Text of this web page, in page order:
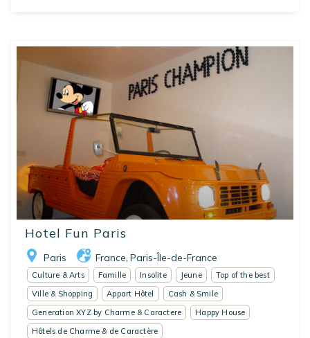
Hotel Fun Paris
Paris France Paris-Île-de-France
Culture & Arts Famille Insolite Jeune
Top of the best
Ville & Shopping
Appart Hôtel
Cash & Smile
Generation XYZ by Charme & Caractere
Happy House
Hôtels de Charme & de Caractère